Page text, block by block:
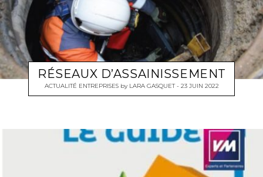
RÉSEAUX D’ASSAINISSEMENT
ACTUALITÉ ENTREPRISESby LARA GASQUET 23 JUIN 2022